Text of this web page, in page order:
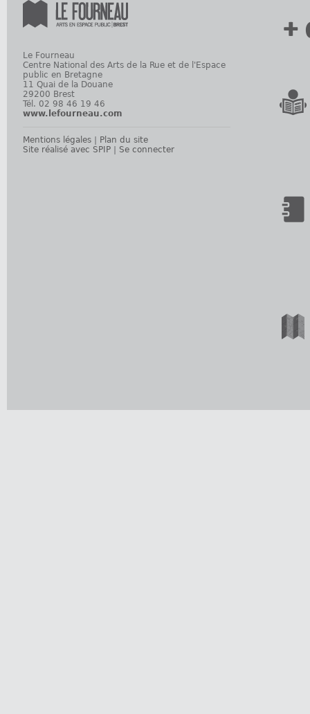
Le Fourneau
Centre National des Arts de la Rue et de l'Espace
public en Bretagne
11 Quai de la Douane
29200 Brest
Tél. 02 98 46 19 46
www.lefourneau.com
Mentions légales
Plan du site
Site réalisé avec SPIP
Se connecter
+